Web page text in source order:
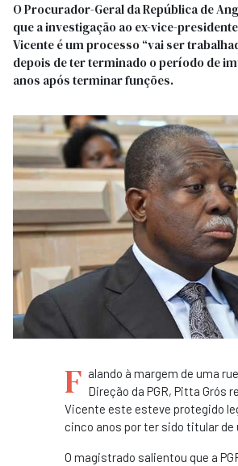
O Procurador-Geral da República de
que a investigação ao ex-vice-
Vicente é um processo “vai ser
depois de ter terminado o período de
anos após terminar funções.
F alando à margem de uma
Direção da PGR, Pitta Grós
Vicente este esteve protegido
cinco anos por ter sido titular de
O magistrado salientou que a